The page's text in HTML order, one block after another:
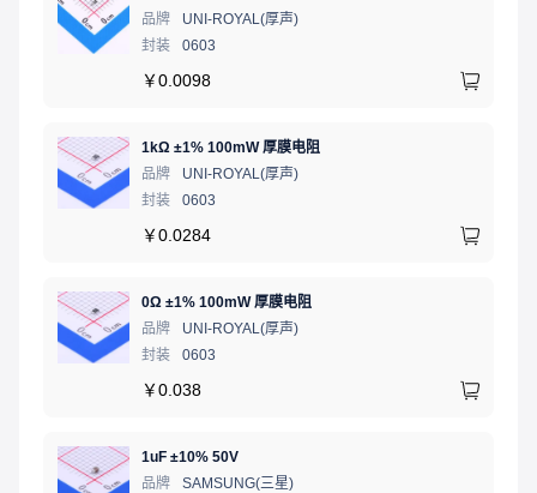
品牌
UNI-ROYAL(厚声)
封装
0603
￥0.0098
1kΩ ±1% 100mW 厚膜电阻
品牌
UNI-ROYAL(厚声)
封装
0603
￥0.0284
0Ω ±1% 100mW 厚膜电阻
品牌
UNI-ROYAL(厚声)
封装
0603
￥0.038
1uF ±10% 50V
品牌
SAMSUNG(三星)